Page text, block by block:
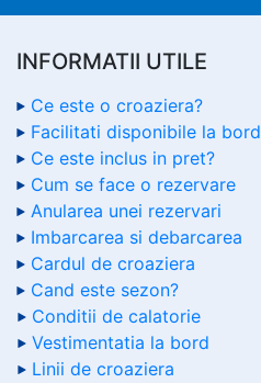
INFORMATII UTILE
Ce este o croaziera?
Facilitati disponibile la bord
Ce este inclus in pret?
Cum se face o rezervare
Anularea unei rezervari
Imbarcarea si debarcarea
Cardul de croaziera
Cand este sezon?
Conditii de calatorie
Vestimentatia la bord
Linii de croaziera